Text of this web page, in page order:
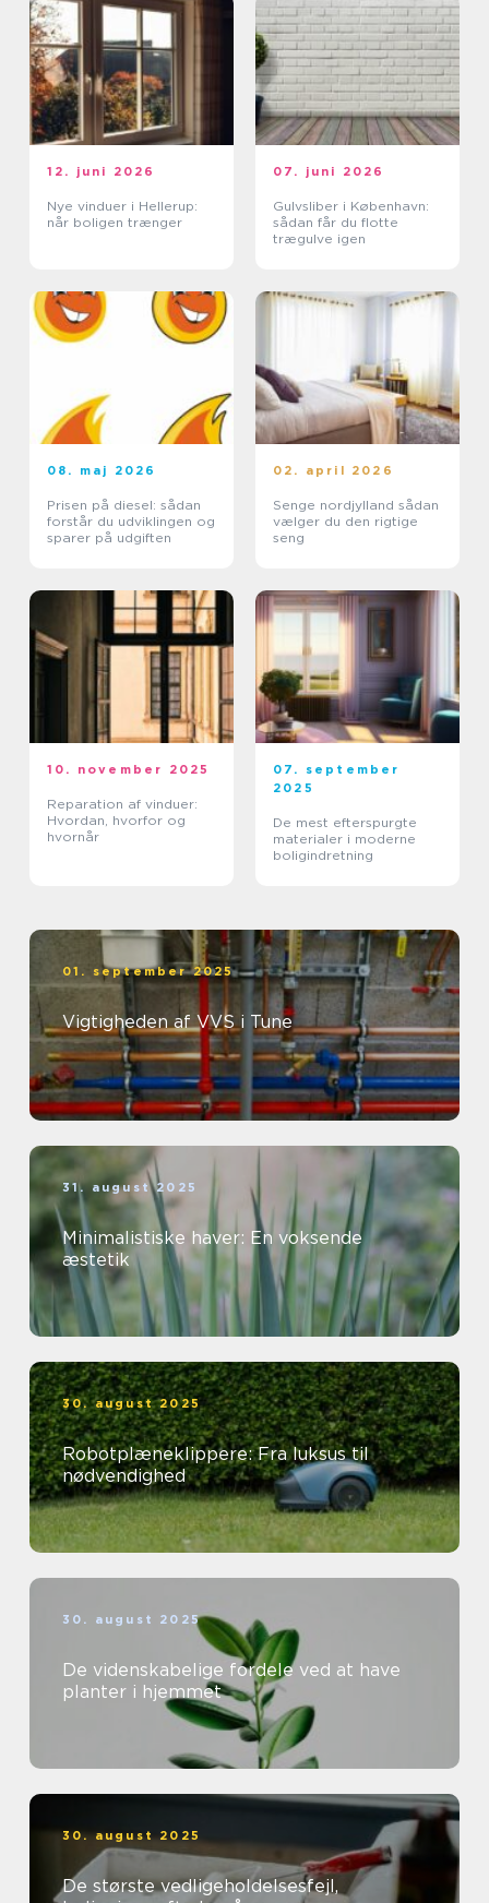
12. juni 2026
Nye vinduer i Hellerup:
når boligen trænger
07. juni 2026
Gulvsliber i København:
sådan får du flotte
trægulve igen
08. maj 2026
Prisen på diesel: sådan
forstår du udviklingen og
sparer på udgiften
02. april 2026
Senge nordjylland sådan
vælger du den rigtige
seng
10. november 2025
Reparation af vinduer:
Hvordan, hvorfor og
hvornår
07. september
2025
De mest efterspurgte
materialer i moderne
boligindretning
01. september 2025
Vigtigheden af VVS i Tune
31. august 2025
Minimalistiske haver: En voksende
æstetik
30. august 2025
Robotplæneklippere: Fra luksus til
nødvendighed
30. august 2025
De videnskabelige fordele ved at have
planter i hjemmet
30. august 2025
De største vedligeholdelsesfejl,